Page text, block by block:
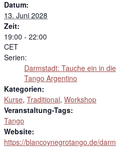
Datum:
13. Juni 2028
Zeit:
19:00 - 22:00
CET
Serien:
Darmstadt: Tauche ein in
Tango Argentino
Kategorien:
Kurse, Traditional, Workshop
Veranstaltung-Tags:
Tango
Website:
https://blancoynegrotango.de/